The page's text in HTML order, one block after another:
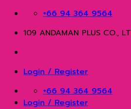
Skip
content
+66 94 364 9564
109 ANDAMAN PLUS CO.,
Login / Register
+66 94 364 9564
Login / Register